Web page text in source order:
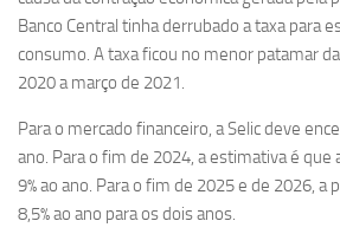
Banco Central tinha derrubado a taxa para
consumo. A taxa ficou no menor patamar
2020 a março de 2021.
Para o mercado financeiro, a Selic deve
ano. Para o fim de 2024, a estimativa é que
9% ao ano. Para o fim de 2025 e de 2026, a
8,5% ao ano para os dois anos.